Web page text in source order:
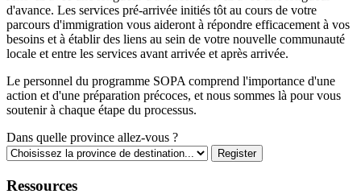
d'avance. Les services pré-arrivée initiés tôt au cours de votre
parcours d'immigration vous aideront à répondre efficacement à vos
besoins et à établir des liens au sein de votre nouvelle communauté
locale et entre les services avant arrivée et après arrivée.
Le personnel du programme SOPA comprend l'importance d'une
action et d'une préparation précoces, et nous sommes là pour vous
soutenir à chaque étape du processus.
Dans quelle province allez-vous ?
Ressources